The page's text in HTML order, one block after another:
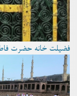
فضیلت خانه حضرت